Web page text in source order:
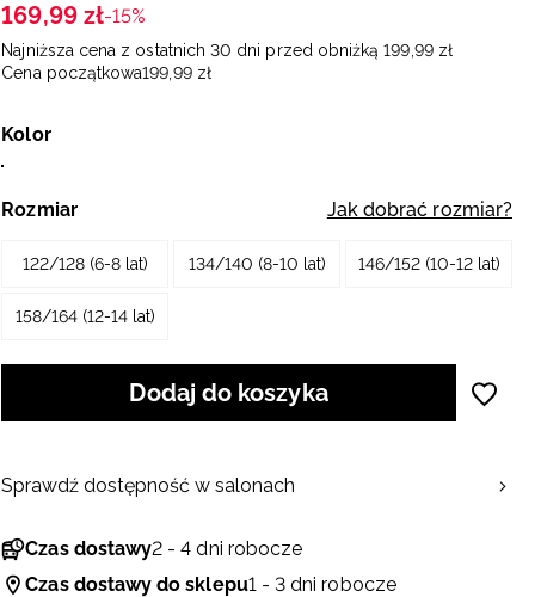
169,99 zł-15%
Najniższa cena z ostatnich 30 dni przed obniżką 199 99 zł
Cena początkowa199 99 zł
Kolor
Rozmiar Jak dobrać rozmiar?
122/128 (6-8 lat) 134/140 (8-10 lat) 146/152 (10-12 lat)
158/164 (12-14 lat)
Dodaj do koszyka
Czas dostawy2 - 4 dni robocze
Czas dostawy do sklepu1 - 3 dni robocze
Sprawdź dostępność w salonach